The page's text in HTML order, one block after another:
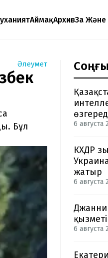
АймақАрхивЗаң Және
Әлеумет
Бұл
6 августа
КХДР
жатыр
6 августа
Джанни
6 августа